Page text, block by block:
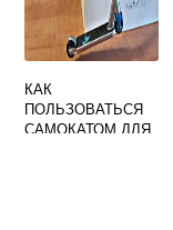
КАК
ПОЛЬЗОВАТЬСЯ
САМОКАТОМ ДЛЯ